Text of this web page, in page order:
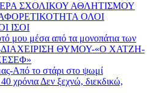
ΣΧΟΛΙΚΟΥ ΑΘΛΗΤΙΣΜΟΥ
ΟΛΟΙ
ΙΣΟΙ
μου μέσα από τα μονοπάτια των
ΔΙΑΧΕΙΡΙΣΗ ΘΥΜΟΥ-«Ο ΧΑΤΖΗ-
Από το στάρι στο ψωμί
χρόνια Δεν ξεχνώ, διεκδικώ,